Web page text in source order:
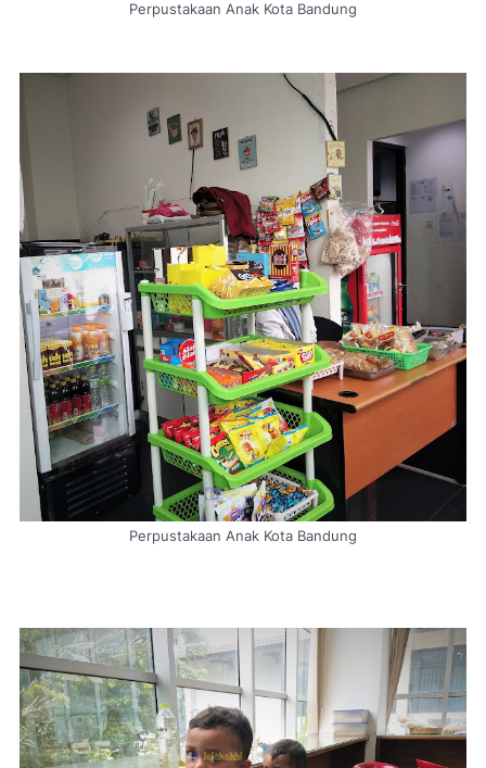
Perpustakaan Anak Kota Bandung
Perpustakaan Anak Kota Bandung